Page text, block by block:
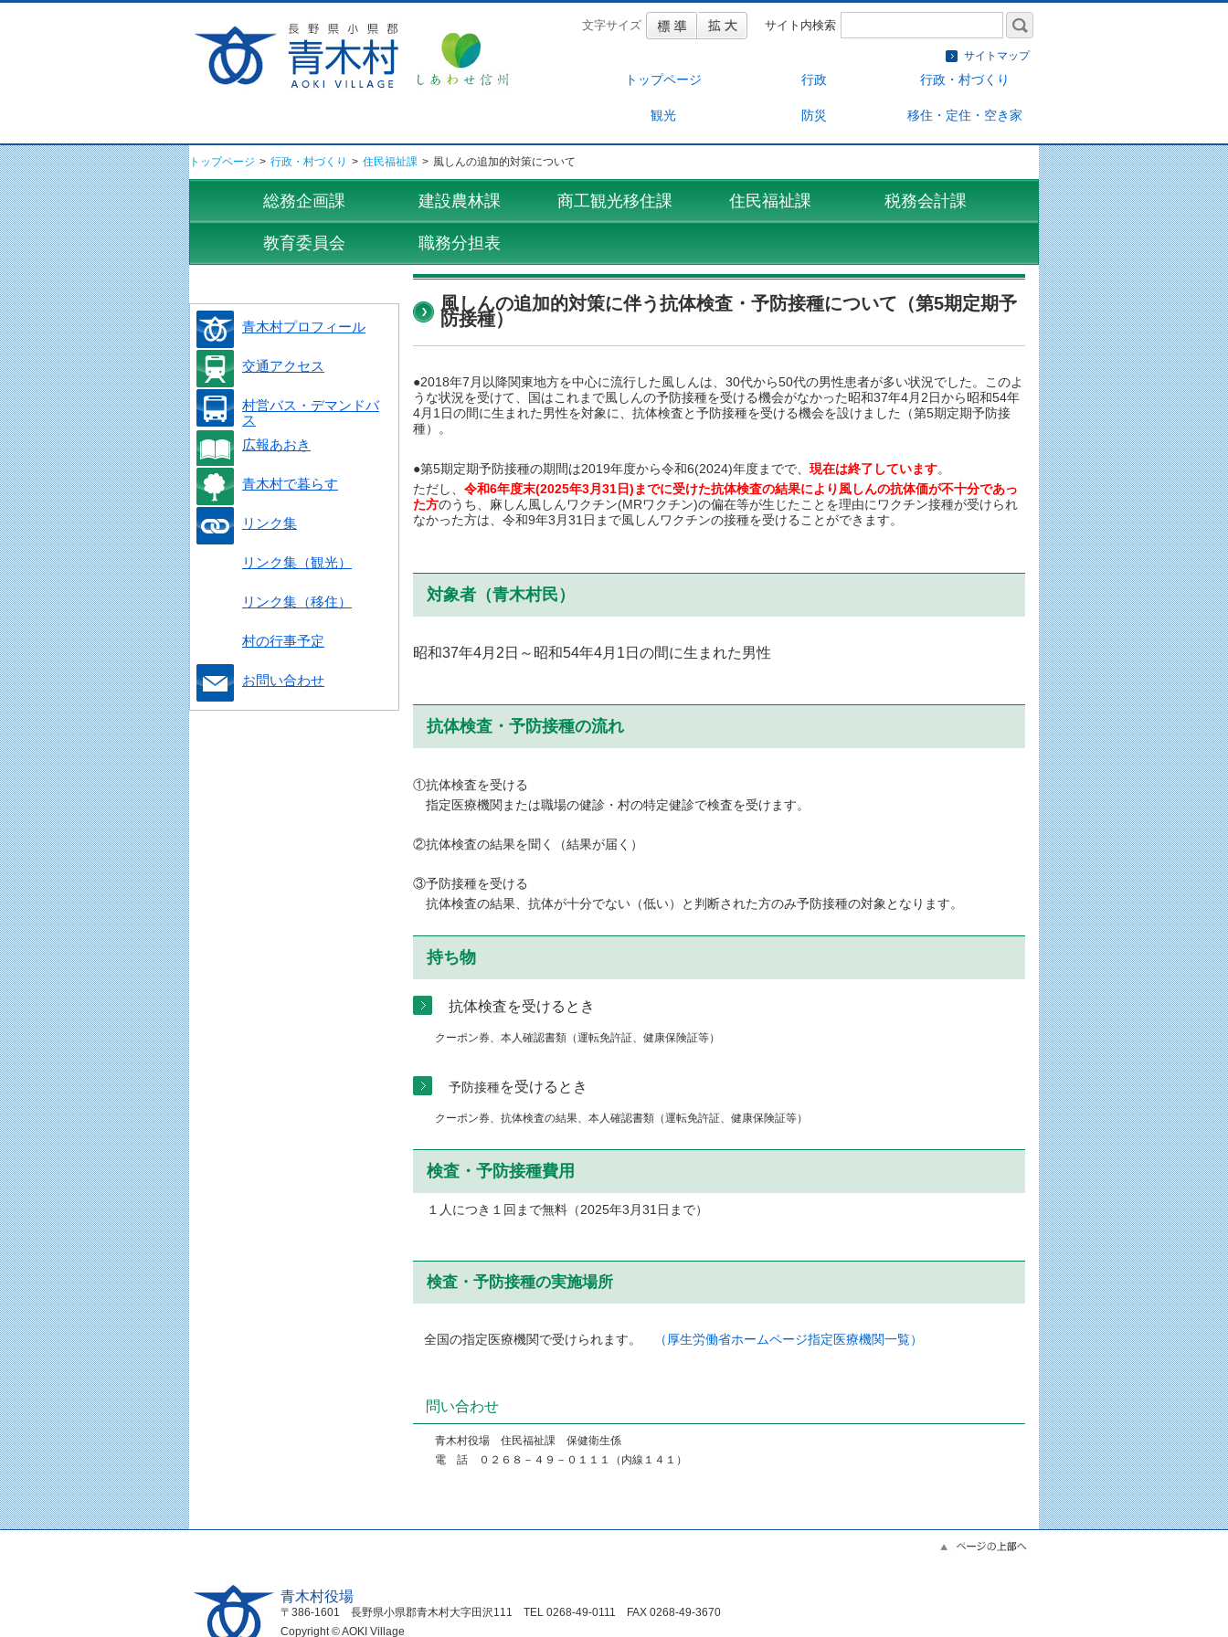
文字サイズ サイト内検索
サイトマップ
トップページ 行政 行政・村づくり
観光 防災 移住・定住・空き家
トップページ > 行政・村づくり > 住民福祉課 > 風しんの追加的対策について
総務企画課 建設農林課 商工観光移住課 住民福祉課 税務会計課
教育委員会 職務分担表
青木村プロフィール
交通アクセス
村営バス・デマンドバ
ス
広報あおき
青木村で暮らす
リンク集
リンク集（観光）
リンク集（移住）
村の行事予定
お問い合わせ
風しんの追加的対策に伴う抗体検査・予防接種について（第5期定期予
防接種）
●2018年7月以降関東地方を中心に流行した風しんは、30代から50代の男性患者が多い状況でした。このよ
うな状況を受けて、国はこれまで風しんの予防接種を受ける機会がなかった昭和37年4月2日から昭和54年
4月1日の間に生まれた男性を対象に、抗体検査と予防接種を受ける機会を設けました（第5期定期予防接
種）。
●第5期定期予防接種の期間は2019年度から令和6(2024)年度までで、 現在は終了しています。
ただし、 令和6年度末(2025年3月31日)までに受けた抗体検査の結果により風しんの抗体価が不十分であっ
た方のうち、麻しん風しんワクチン(MRワクチン)の偏在等が生じたことを理由にワクチン接種が受けられ
なかった方は、令和9年3月31日まで風しんワクチンの接種を受けることができます。
対象者（青木村民）
昭和37年4月2日～昭和54年4月1日の間に生まれた男性
抗体検査・予防接種の流れ
①抗体検査を受ける
指定医療機関または職場の健診・村の特定健診で検査を受けます。
②抗体検査の結果を聞く（結果が届く）
③予防接種を受ける
抗体検査の結果、抗体が十分でない（低い）と判断された方のみ予防接種の対象となります。
持ち物
抗体検査を受けるとき
クーポン券、本人確認書類（運転免許証、健康保険証等）
予防接種を受けるとき
クーポン券、抗体検査の結果、本人確認書類（運転免許証、健康保険証等）
検査・予防接種費用
１人につき１回まで無料（2025年3月31日まで）
検査・予防接種の実施場所
全国の指定医療機関で受けられます。 （厚生労働省ホームページ指定医療機関一覧）
問い合わせ
青木村役場 住民福祉課 保健衛生係
電 話 ０２６８－４９－０１１１（内線１４１）
青木村役場
〒386-1601 長野県小県郡青木村大字田沢111 TEL 0268-49-0111 FAX 0268-49-3670
Copyright © AOKI Village